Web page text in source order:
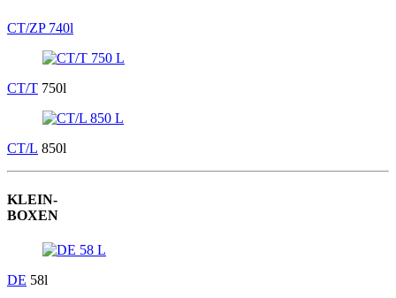
CT/ZP 740l
CT/T 750l
CT/L 850l
KLEIN-
BOXEN
DE 58l